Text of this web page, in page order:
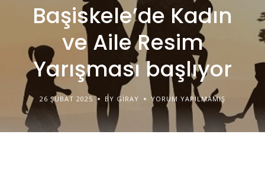
Başiskele’de Kadın
ve Aile Resim
Yarışması başlıyor
26 ŞUBAT 2025 BY GIRAY YORUM YAPILMAMIŞ